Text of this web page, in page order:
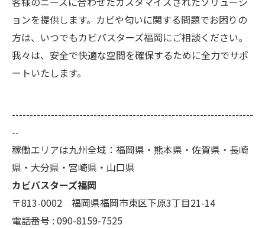
ョンを提供します。カビや匂いに関する問題でお困りの
方は、いつでもカビバスターズ福岡にご相談ください。
我々は、安全で快適な空間を確保するために全力でサポ
ートいたします。
--------------------------------------------------------------------
--
稼働エリアは九州全域：福岡県・熊本県・佐賀県・長崎
県・大分県・宮崎県・山口県
カビバスターズ福岡
〒813-0002 福岡県福岡市東区下原3丁目21-14
電話番号 : 090-8159-7525